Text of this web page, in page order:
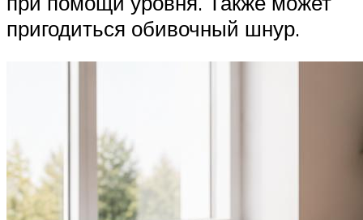
пригодиться обивочный шнур.